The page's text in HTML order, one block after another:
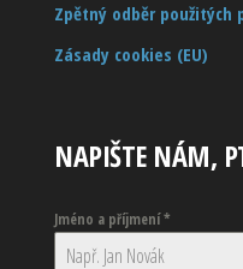
Zpětný odběr použitých
Zásady cookies (EU)
NAPIŠTE NÁM,
Jméno a příjmení*